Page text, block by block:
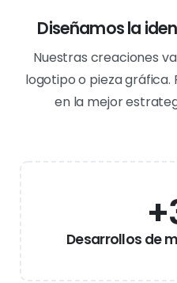
Diseñamos la
Nuestras creaciones
logotipo o pieza gráfica.
en la mejor
+
Desarrollos de